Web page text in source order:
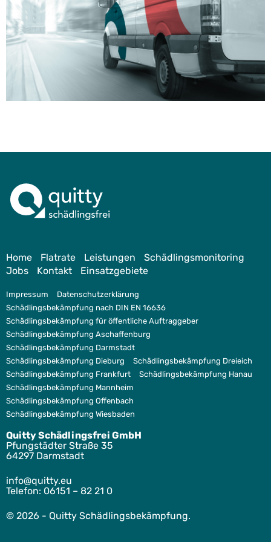
Home Flatrate Leistungen
Schädlingsmonitoring
Jobs
Kontakt Einsatzgebiete
Impressum
Datenschutzerklärung
Schädlingsbekämpfung nach DIN EN 16636
Schädlingsbekämpfung für öffentliche Auftraggeber
Schädlingsbekämpfung Aschaffenburg
Schädlingsbekämpfung Darmstadt
Schädlingsbekämpfung Dieburg
Schädlingsbekämpfung Dreieich
Schädlingsbekämpfung Frankfurt
Schädlingsbekämpfung Hanau
Schädlingsbekämpfung Mannheim
Schädlingsbekämpfung Offenbach
Schädlingsbekämpfung Wiesbaden
Quitty Schädlingsfrei GmbH
Pfungstädter Straße 35
64297 Darmstadt
ue.yt
tiuq@
ofni
Telefon: 06151 – 82 21 0
© 2026 - Quitty Schädlingsbekämpfung.